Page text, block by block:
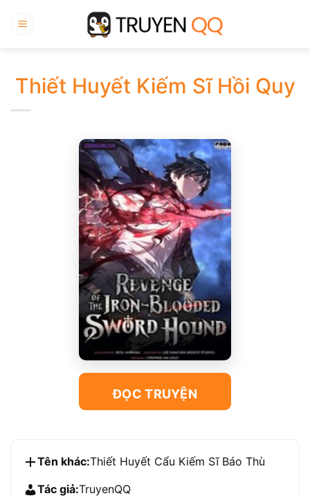
qua
Thiết Huyết Kiếm Sĩ Hồi Quy
ĐỌC TRUYỆN
Tên khác:Thiết Huyết Cẩu Kiếm Sĩ Báo Thù
Tác giả:TruyenQQ